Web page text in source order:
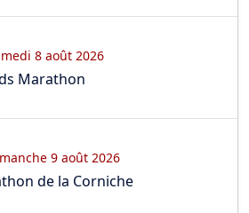
8 août 2026
Marathon
9 août 2026
de la Corniche